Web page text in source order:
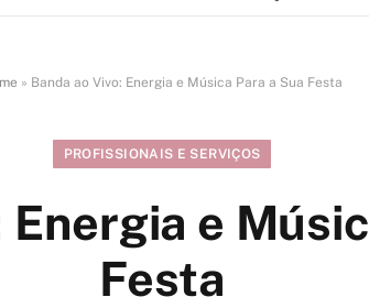
» Banda ao Vivo: Energia e Música Para a Sua Festa
PROFISSIONAIS E SERVIÇOS
Energia e
Festa